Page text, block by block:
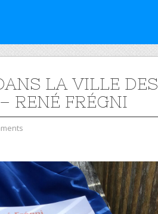
LA VILLE DES
RENÉ FRÉGNI